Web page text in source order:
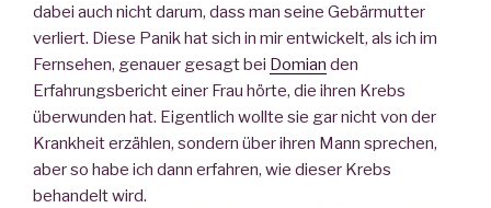
dabei auch nicht darum, dass man seine Gebärmutter
verliert. Diese Panik hat sich in mir entwickelt, als ich im
Fernsehen, genauer gesagt bei Domian den
Erfahrungsbericht einer Frau hörte, die ihren Krebs
überwunden hat. Eigentlich wollte sie gar nicht von der
Krankheit erzählen, sondern über ihren Mann sprechen,
aber so habe ich dann erfahren, wie dieser Krebs
behandelt wird.